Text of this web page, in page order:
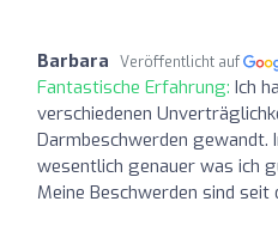
Barbara Veröffentlicht auf
Fantastische Erfahrung: Ich
verschiedenen
Darmbeschwerden gewandt.
wesentlich genauer was ich
Meine Beschwerden sind